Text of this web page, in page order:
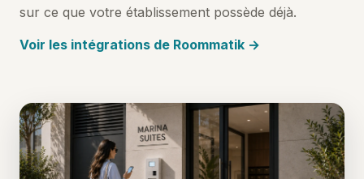
sur ce que votre établissement possède déjà.
Voir les intégrations de Roommatik →